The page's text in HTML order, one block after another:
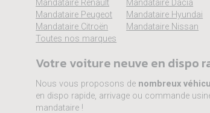
Mandataire Renault
Mandataire Peugeot
Mandataire Citroën
Toutes nos marques
Mandataire Dacia
Mandataire Hyundai
Mandataire Nissan
Votre voiture neuve en dispo
Nous vous proposons de nombreux
en dispo rapide, arrivage ou commande
mandataire !